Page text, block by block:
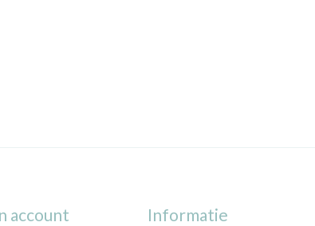
account Informatie